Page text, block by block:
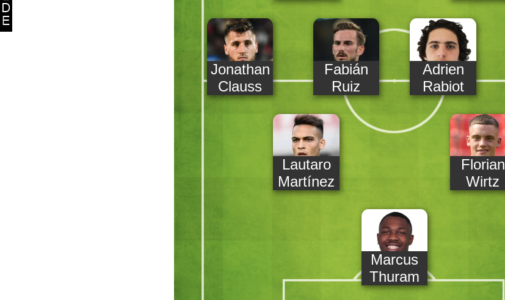
Jonathan
Clauss
Fabián
Ruiz
Adrien
Rabiot
Lautaro
Martínez
Florian
Wirtz
Marcus
Thuram